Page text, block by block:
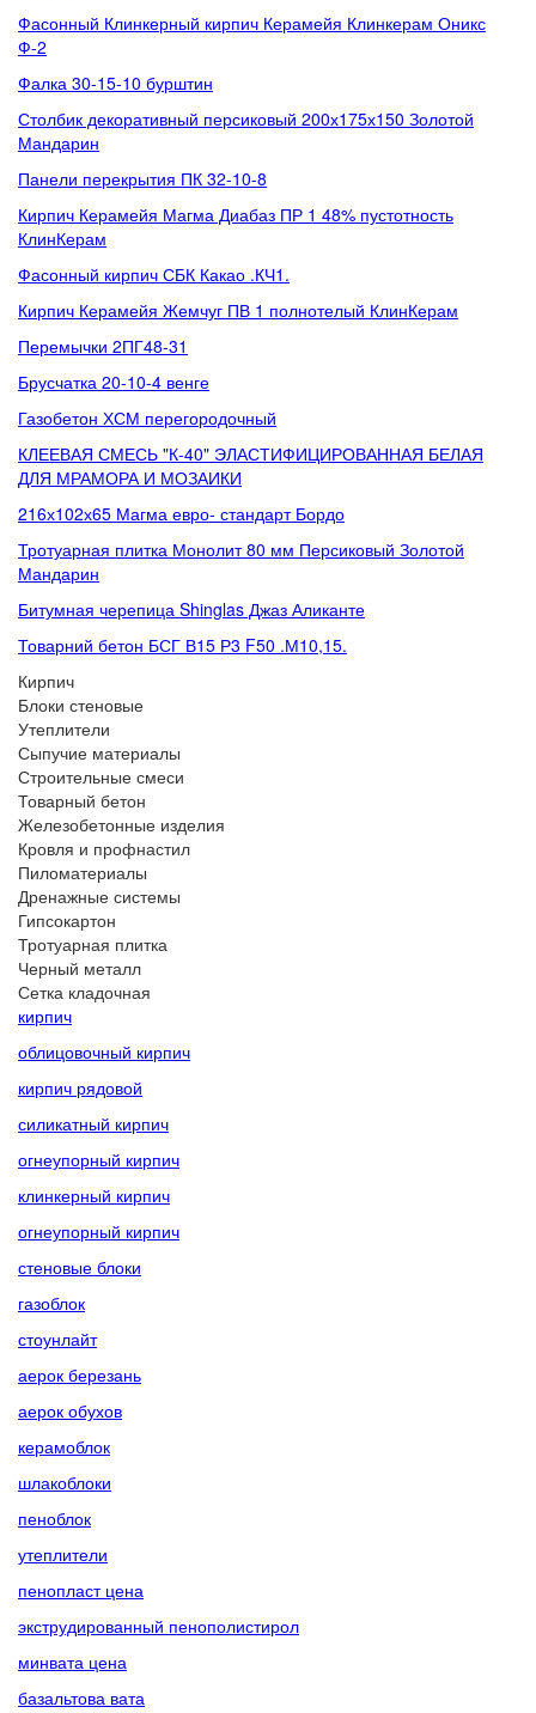
Фасонный Клинкерный кирпич Керамейя Клинкерам Оникс
Ф-2
Фалка 30-15-10 бурштин
Столбик декоративный персиковый 200х175х150 Золотой
Мандарин
Панели перекрытия ПК 32-10-8
Кирпич Керамейя Магма Диабаз ПР 1 48% пустотность
КлинКерам
Фасонный кирпич СБК Какао .КЧ1.
Кирпич Керамейя Жемчуг ПВ 1 полнотелый КлинКерам
Перемычки 2ПГ48-31
Брусчатка 20-10-4 венге
Газобетон ХСМ перегородочный
КЛЕЕВАЯ СМЕСЬ "К-40" ЭЛАСТИФИЦИРОВАННАЯ БЕЛАЯ
ДЛЯ МРАМОРА И МОЗАИКИ
216х102х65 Магма евро- стандарт Бордо
Тротуарная плитка Монолит 80 мм Персиковый Золотой
Мандарин
Битумная черепица Shinglas Джаз Аликанте
Товарний бетон БСГ В15 Р3 F50 .М10,15.
Кирпич
Блоки стеновые
Утеплители
Сыпучие материалы
Строительные смеси
Товарный бетон
Железобетонные изделия
Кровля и профнастил
Пиломатериалы
Дренажные системы
Гипсокартон
Тротуарная плитка
Черный металл
Сетка кладочная
кирпич
облицовочный кирпич
кирпич рядовой
силикатный кирпич
огнеупорный кирпич
клинкерный кирпич
огнеупорный кирпич
стеновые блоки
газоблок
стоунлайт
аерок березань
аерок обухов
керамоблок
шлакоблоки
пеноблок
утеплители
пенопласт цена
экструдированный пенополистирол
минвата цена
базальтова вата